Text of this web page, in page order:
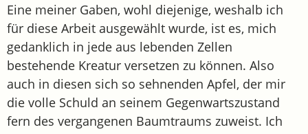
Eine meiner Gaben, wohl diejenige, weshalb ich
für diese Arbeit ausgewählt wurde, ist es, mich
gedanklich in jede aus lebenden Zellen
bestehende Kreatur versetzen zu können. Also
auch in diesen sich so sehnenden Apfel, der mir
die volle Schuld an seinem Gegenwartszustand
fern des vergangenen Baumtraums zuweist. Ich